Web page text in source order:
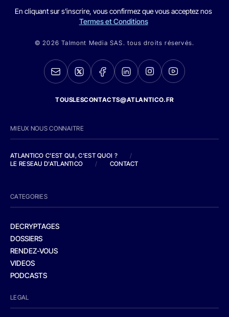
En cliquant sur s'inscrire, vous confirmez que vous acceptez nos
Termes et Conditions
© 2026 Talmont Media SAS. tous droits réservés.
TOUSLESCONTACTS@ATLANTICO.FR
MIEUX NOUS CONNAITRE
ATLANTICO C'EST QUI, C'EST QUOI ?
/
LE RESEAU D'ATLANTICO
/ CONTACT
CATEGORIES
DECRYPTAGES
DOSSIERS
RENDEZ-VOUS
VIDEOS
PODCASTS
LEGAL